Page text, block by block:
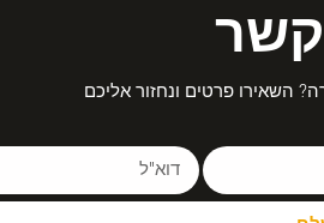
קשר
השאירו פרטים ונחזור אליכם